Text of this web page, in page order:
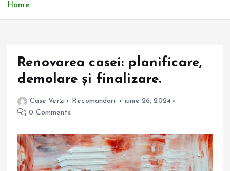
Home
Renovarea casei: planificare,
demolare și finalizare.
Case Verzi Recomandari
iunie 26, 2024
0 Comments